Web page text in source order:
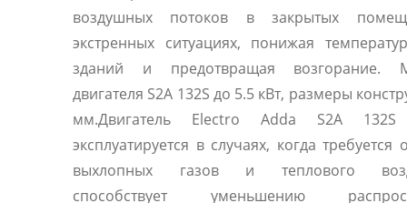
воздушных потоков в закрытых
экстренных ситуациях, понижая
зданий и предотвращая возгорание.
двигателя S2A 132S до 5.5 кВт, размеры
мм.Двигатель Electro Adda S2A 132S
эксплуатируется в случаях, когда требуется
выхлопных газов и теплового
способствует уменьшению